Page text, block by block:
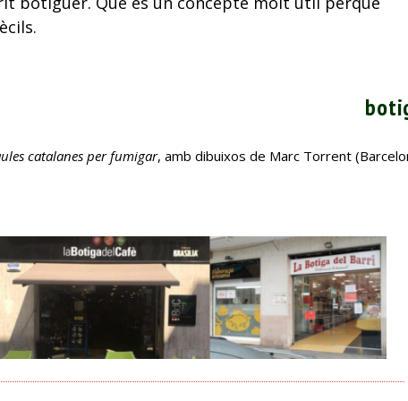
catalanes per fumigar, amb dibuixos de Marc Torrent